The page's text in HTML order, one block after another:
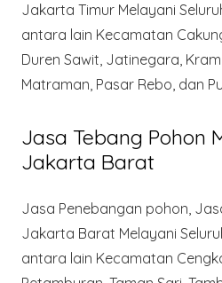
Jakarta Timur Melayani
antara lain Kecamatan
Duren Sawit, Jatinegara,
Matraman, Pasar Rebo, dan
Jasa Tebang Pohon
Jakarta Barat
Jasa Penebangan pohon,
Jakarta Barat Melayani
antara lain Kecamatan